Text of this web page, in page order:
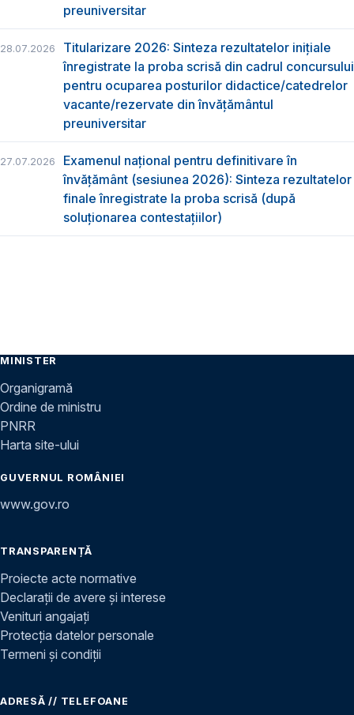
preuniversitar
28.07.2026
Titularizare 2026: Sinteza rezultatelor inițiale
înregistrate la proba scrisă din cadrul concursului
pentru ocuparea posturilor didactice/catedrelor
vacante/rezervate din învăţământul
preuniversitar
27.07.2026
Examenul național pentru definitivare în
învățământ (sesiunea 2026): Sinteza rezultatelor
finale înregistrate la proba scrisă (după
soluționarea contestațiilor)
MINISTER
Organigramă
Ordine de ministru
PNRR
Harta site-ului
GUVERNUL ROMÂNIEI
www.gov.ro
TRANSPARENȚĂ
Proiecte acte normative
Declarații de avere și interese
Venituri angajați
Protecția datelor personale
Termeni și condiții
ADRESĂ // TELEFOANE